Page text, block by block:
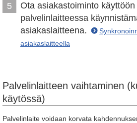
5
Ota asiakastoiminto
palvelinlaitteessa
asiakaslaitteena.
asiakaslaitteella
Palvelinlaitteen vaihtaminen
käytössä)
Palvelinlaite voidaan korvata